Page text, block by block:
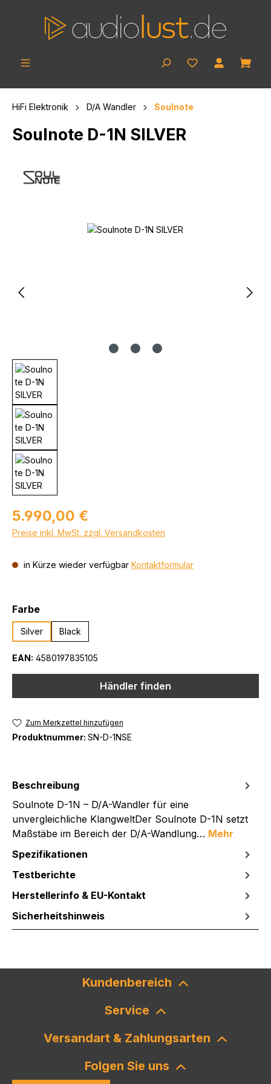
HiFi Elektronik D/A Wandler Soulnote
Soulnote D-1N SILVER
Bildergalerie überspringen
Regulärer Preis:
5.990,00 €
Preise inkl. MwSt. zzgl. Versandkosten
in Kürze wieder verfügbar Kontaktformular
Farbeauswählen
Silver Black
EAN: 4580197835105
Händler finden
Zum Merkzettel hinzufügen
Produktnummer: SN-D-1NSE
Beschreibung
Soulnote D-1N – D/A-Wandler für eine
unvergleichliche KlangweltDer Soulnote D-1N setzt
Maßstäbe im Bereich der D/A-Wandlung… Mehr
Spezifikationen
Testberichte
Herstellerinfo & EU-Kontakt
Sicherheitshinweis
Kundenbereich
Service
Versandart & Zahlungsarten
Folgen Sie uns